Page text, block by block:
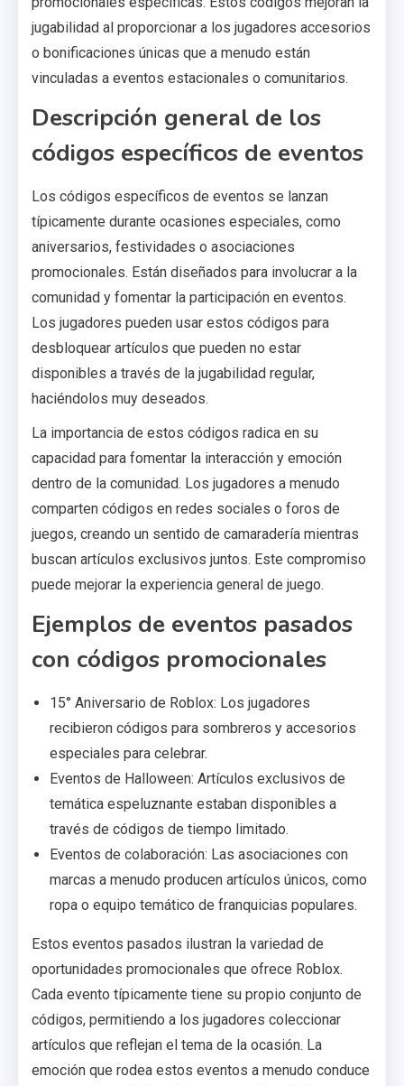
jugabilidad al proporcionar a los jugadores accesorios
o bonificaciones únicas que a menudo están
vinculadas a eventos estacionales o comunitarios.
Descripción general de los
códigos específicos de eventos
Los códigos específicos de eventos se lanzan
típicamente durante ocasiones especiales, como
aniversarios, festividades o asociaciones
promocionales. Están diseñados para involucrar a la
comunidad y fomentar la participación en eventos.
Los jugadores pueden usar estos códigos para
desbloquear artículos que pueden no estar
disponibles a través de la jugabilidad regular,
haciéndolos muy deseados.
La importancia de estos códigos radica en su
capacidad para fomentar la interacción y emoción
dentro de la comunidad. Los jugadores a menudo
comparten códigos en redes sociales o foros de
juegos, creando un sentido de camaradería mientras
buscan artículos exclusivos juntos. Este compromiso
puede mejorar la experiencia general de juego.
Ejemplos de eventos pasados
con códigos promocionales
15° Aniversario de Roblox: Los jugadores
recibieron códigos para sombreros y accesorios
especiales para celebrar.
Eventos de Halloween: Artículos exclusivos de
temática espeluznante estaban disponibles a
través de códigos de tiempo limitado.
Eventos de colaboración: Las asociaciones con
marcas a menudo producen artículos únicos, como
ropa o equipo temático de franquicias populares.
Estos eventos pasados ilustran la variedad de
oportunidades promocionales que ofrece Roblox.
Cada evento típicamente tiene su propio conjunto de
códigos, permitiendo a los jugadores coleccionar
artículos que reflejan el tema de la ocasión. La
emoción que rodea estos eventos a menudo conduce